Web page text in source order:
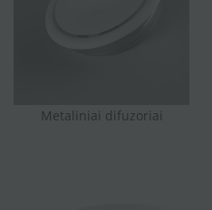
Metaliniai difuzoriai